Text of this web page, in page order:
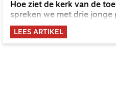
Hoe ziet de kerk van de
spreken we met drie jonge
LEES ARTIKEL